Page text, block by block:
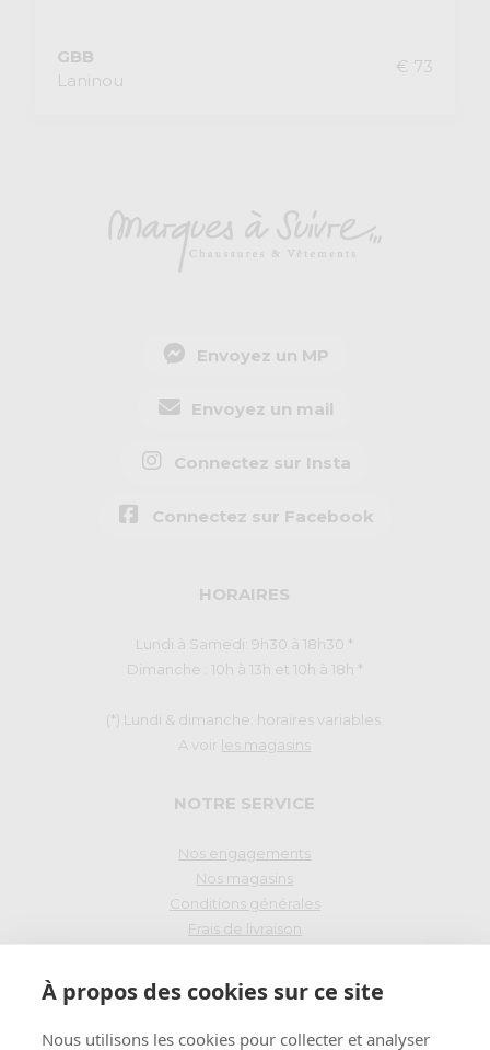
À propos des cookies sur ce site
Nous utilisons les cookies pour collecter et analyser
GBB
Laninou
€ 73
Envoyez un MP
Envoyez un mail
Connectez sur Insta
Connectez sur Facebook
HORAIRES
Lundi à Samedi: 9h30 à 18h30 *
Dimanche : 10h à 13h et 10h à 18h *
(*) Lundi & dimanche: horaires variables.
A voir les magasins
NOTRE SERVICE
Nos engagements
Nos magasins
Conditions générales
Frais de livraison
PAIEMENT SÉCURISÉ